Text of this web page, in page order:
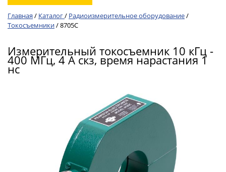
Главная / Каталог/ Радиоизмерительное оборудование/
Токосъемники/8705С
Измерительный токосъемник 10 кГц -
400 МГц, 4 А скз, время нарастания 1
нс